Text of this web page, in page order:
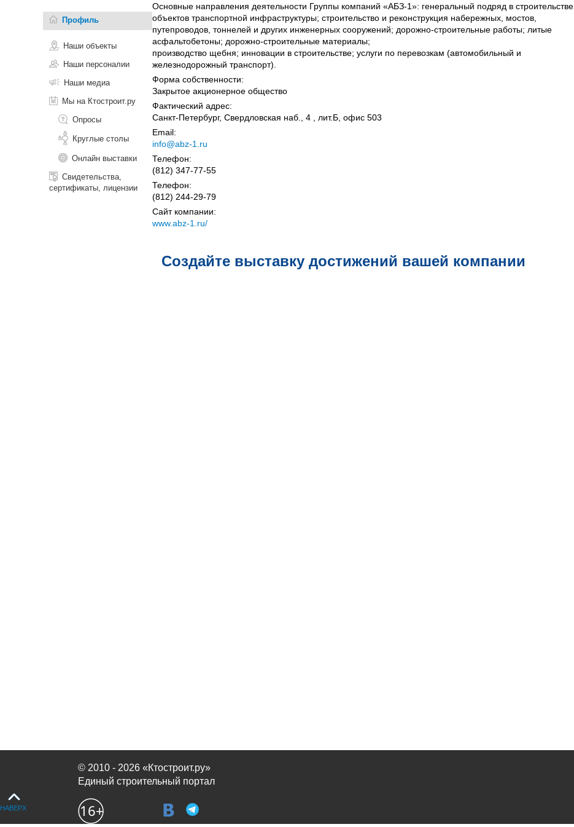
Профиль
Наши объекты
Наши персоналии
Наши медиа
Мы на Ктостроит.ру
Опросы
Круглые столы
Онлайн выставки
Свидетельства,
сертификаты, лицензии
Основные направления деятельности Группы компаний «АБЗ-1»: генеральный подряд в строительстве
объектов транспортной инфраструктуры; строительство и реконструкция набережных, мостов,
путепроводов, тоннелей и других инженерных сооружений; дорожно-строительные работы; литые
асфальтобетоны; дорожно-строительные материалы;
производство щебня; инновации в строительстве; услуги по перевозкам (автомобильный и
железнодорожный транспорт).
Форма собственности:
Закрытое акционерное общество
Фактический адрес:
Санкт-Петербург, Свердловская наб., 4 , лит.Б, офис 503
Email:
info@abz-1.ru
Телефон:
(812) 347-77-55
Телефон:
(812) 244-29-79
Сайт компании:
www.abz-1.ru/
Создайте выставку достижений вашей компании
© 2010 - 2026 «Ктостроит.ру»
Единый строительный портал
НАВЕРХ